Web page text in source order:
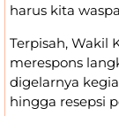
harus kita
Terpisah, Wakil
merespons
digelarnya
hingga resepsi